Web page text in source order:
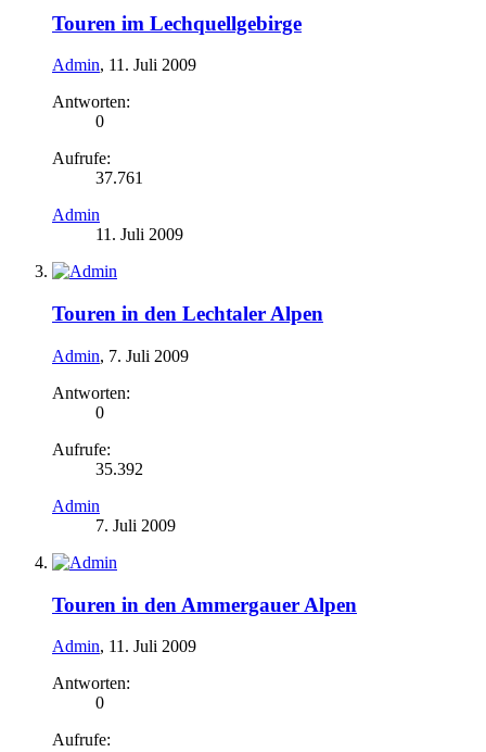
Touren im Lechquellgebirge
Admin, 11. Juli 2009
Antworten:
0
Aufrufe:
37.761
Admin
11. Juli 2009
Touren in den Lechtaler Alpen
Admin, 7. Juli 2009
Antworten:
0
Aufrufe:
35.392
Admin
7. Juli 2009
Touren in den Ammergauer Alpen
Admin, 11. Juli 2009
Antworten:
0
Aufrufe: